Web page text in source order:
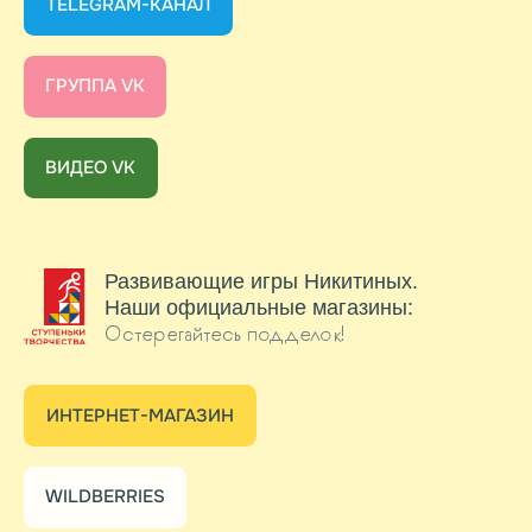
Здоровый образ
жизни — с чего
начать?
Питание и
культура еды
Предложения
работникам детских
садов
Л.А. Никитина
о раннем развитии
с непростой судьбой